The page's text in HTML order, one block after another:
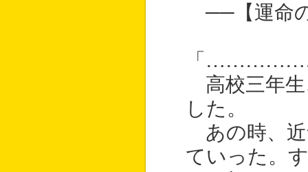
──【運命
「
高校三年生
した。
あの時、近
ていった。